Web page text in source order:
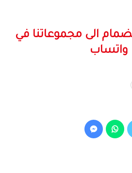
الى مجموعاتنا في
واتساب